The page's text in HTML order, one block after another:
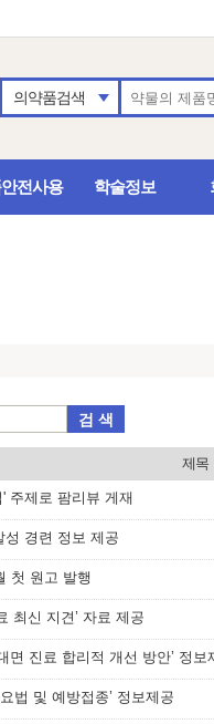
의약품검색
전사용 학술정보
검 색
제목
주제로 팜리뷰 게재
성 경련 정보 제공
첫 원고 발행
최신 지견’ 자료 제공
면 진료 합리적 개선 방안’ 정보
법 및 예방접종’ 정보제공